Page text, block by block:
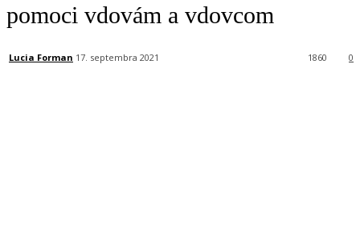
pomoci vdovám a vdovcom
Lucia Forman 17. septembra 2021 0
1860